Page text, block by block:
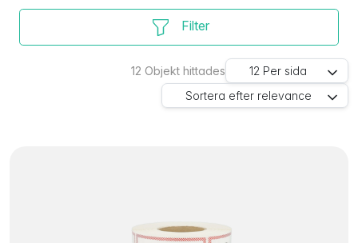
Filter
12 Objekt hittades 12 Per sida
Sortera efter relevance